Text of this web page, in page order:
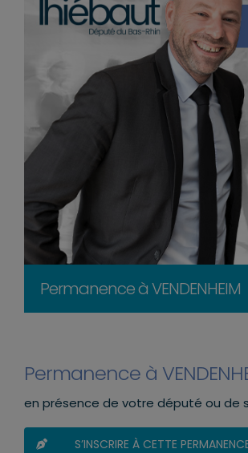
Permanence à VENDENHEIM
Permanence à
en présence de votre député ou de
S’INSCRIRE À CETTE